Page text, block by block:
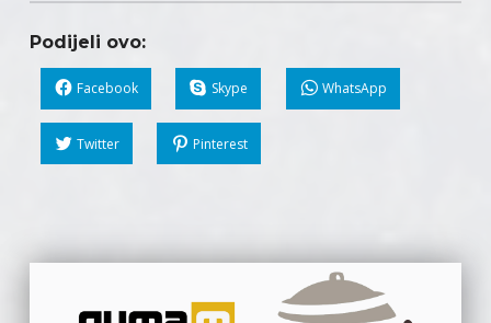
Podijeli ovo:
Facebook Skype WhatsApp
Twitter Pinterest